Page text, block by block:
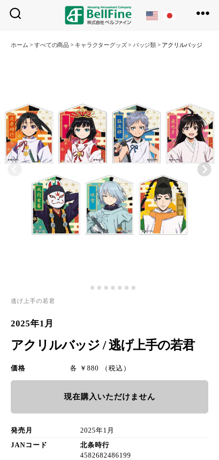
フ
ホーム >すべての商品 > キャラクターグッズ> バッジ類> アクリルバッジ
逃げ上手の若君
2025年1月
アクリルバッジ / 逃げ上手の若君
価格 各 ￥880 （税込）
現在購入いただけません
発売月 2025年1月
JANコード
北条時行
4582682486199